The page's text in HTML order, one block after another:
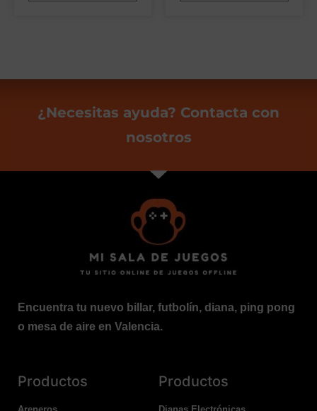
¿Necesitas ayuda? Contacta con
nosotros
Encuentra tu nuevo billar, futbolín, diana, ping pong
o mesa de aire en Valencia.
Productos Productos